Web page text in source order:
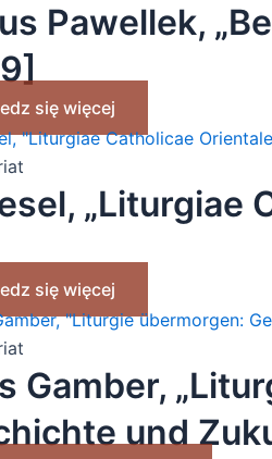
Pawellek,
się więcej
„Liturgiae
się więcej
Gamber,
und